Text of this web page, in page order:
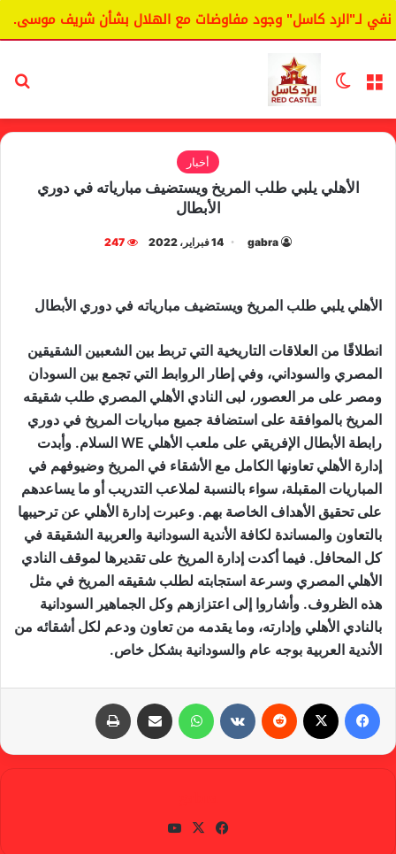
لـ"الرد كاسل" وجود مفاوضات مع الهلال بشأن شريف موسى.
القائمة الوضع المظلم
أخبار
الأهلي يلبي طلب المريخ ويستضيف مبارياته في دوري
الأبطال
gabra 14 فبراير، 2022 247
الأهلي يلبي طلب المريخ ويستضيف مبارياته في دوري الأبطال
انطلاقًا من العلاقات التاريخية التي تربط بين الشعبين الشقيقين
المصري والسوداني، وفي إطار الروابط التي تجمع بين السودان
ومصر على مر العصور، لبى النادي الأهلي المصري طلب شقيقه
المريخ بالموافقة على استضافة جميع مباريات المريخ في دوري
رابطة الأبطال الإفريقي على ملعب الأهلي WE السلام. وأبدت
إدارة الأهلي تعاونها الكامل مع الأشقاء في المريخ وضيوفهم في
المباريات المقبلة، سواء بالنسبة لملاعب التدريب أو ما يساعدهم
على تحقيق الأهداف الخاصة بهم. وعبرت إدارة الأهلي عن ترحيبها
بالتعاون والمساندة لكافة الأندية السودانية والعربية الشقيقة في
كل المحافل. فيما أكدت إدارة المريخ على تقديرها لموقف النادي
الأهلي المصري وسرعة استجابته لطلب شقيقه المريخ في مثل
هذه الظروف. وأشاروا إلى اعتزازهم وكل الجماهير السودانية
بالنادي الأهلي وإدارته، وما يقدمه من تعاون ودعم لكل أشقائه من
الأندية العربية بوجه عام والسودانية بشكل خاص.
واتساب
في
X